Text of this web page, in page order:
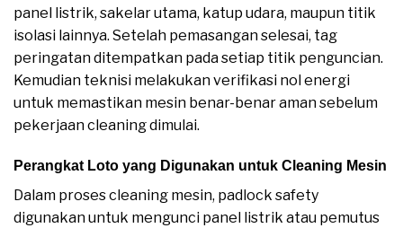
panel listrik, sakelar utama, katup udara, maupun titik
isolasi lainnya. Setelah pemasangan selesai, tag
peringatan ditempatkan pada setiap titik penguncian.
Kemudian teknisi melakukan verifikasi nol energi
untuk memastikan mesin benar-benar aman sebelum
pekerjaan cleaning dimulai.
Perangkat Loto yang Digunakan untuk Cleaning Mesin
Dalam proses cleaning mesin, padlock safety
digunakan untuk mengunci panel listrik atau pemutus